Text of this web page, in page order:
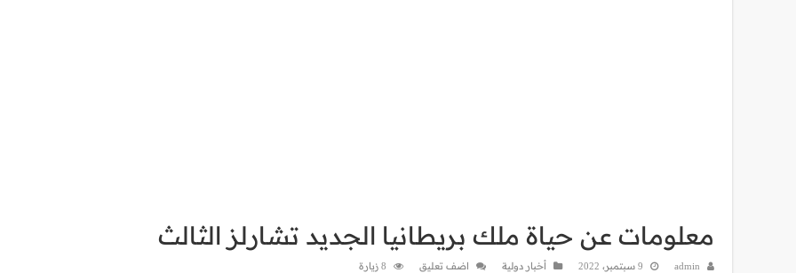
معلومات عن حياة ملك بريطانيا الجديد تشارلز الثالث
admin 9 سبتمبر، 2022 أخبار دولية اضف تعليق 8 زيارة